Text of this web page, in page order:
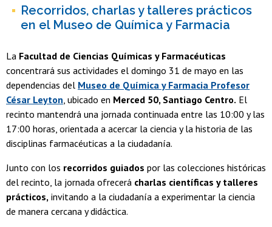
Recorridos, charlas y talleres prácticos
en el Museo de Química y Farmacia
La Facultad de Ciencias Químicas y Farmacéuticas
concentrará sus actividades el domingo 31 de mayo en las
dependencias del Museo de Química y Farmacia Profesor
César Leyton , ubicado en Merced 50, Santiago Centro. El
recinto mantendrá una jornada continuada entre las 10:00 y las
17:00 horas, orientada a acercar la ciencia y la historia de las
disciplinas farmacéuticas a la ciudadanía.
Junto con los recorridos guiados por las colecciones históricas
del recinto, la jornada ofrecerá charlas científicas y talleres
prácticos, invitando a la ciudadanía a experimentar la ciencia
de manera cercana y didáctica.